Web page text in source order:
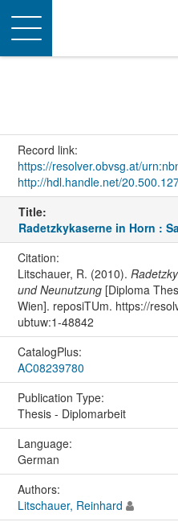
Toggle
navigation
Record link:
https://resolver.obvsg.at/
http://hdl.handle.net/
Title:
Radetzkykaserne in Horn :
Citation:
Litschauer, R. (2010).
und Neunutzung[Diploma
Wien]. reposiTUm. https://
ubtuw:1-48842
CatalogPlus:
AC08239780
Publication Type:
Thesis - Diplomarbeit
Language:
German
Authors:
Litschauer, Reinhard